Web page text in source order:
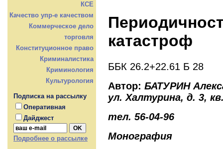
КСЕ
Качество упр-е качеством
Коммерческое дело
торговля
Конституционное право
Криминалистика
Криминология
Культурология
Подписка на рассылку
Оперативная
Дайджест
Подробнее о рассылке
катастроф
ББК 26.2+22.61 Б 28
Автор: БАТУРИН
ул. Халтурина, д. 3,
тел. 56-04-96
Монография